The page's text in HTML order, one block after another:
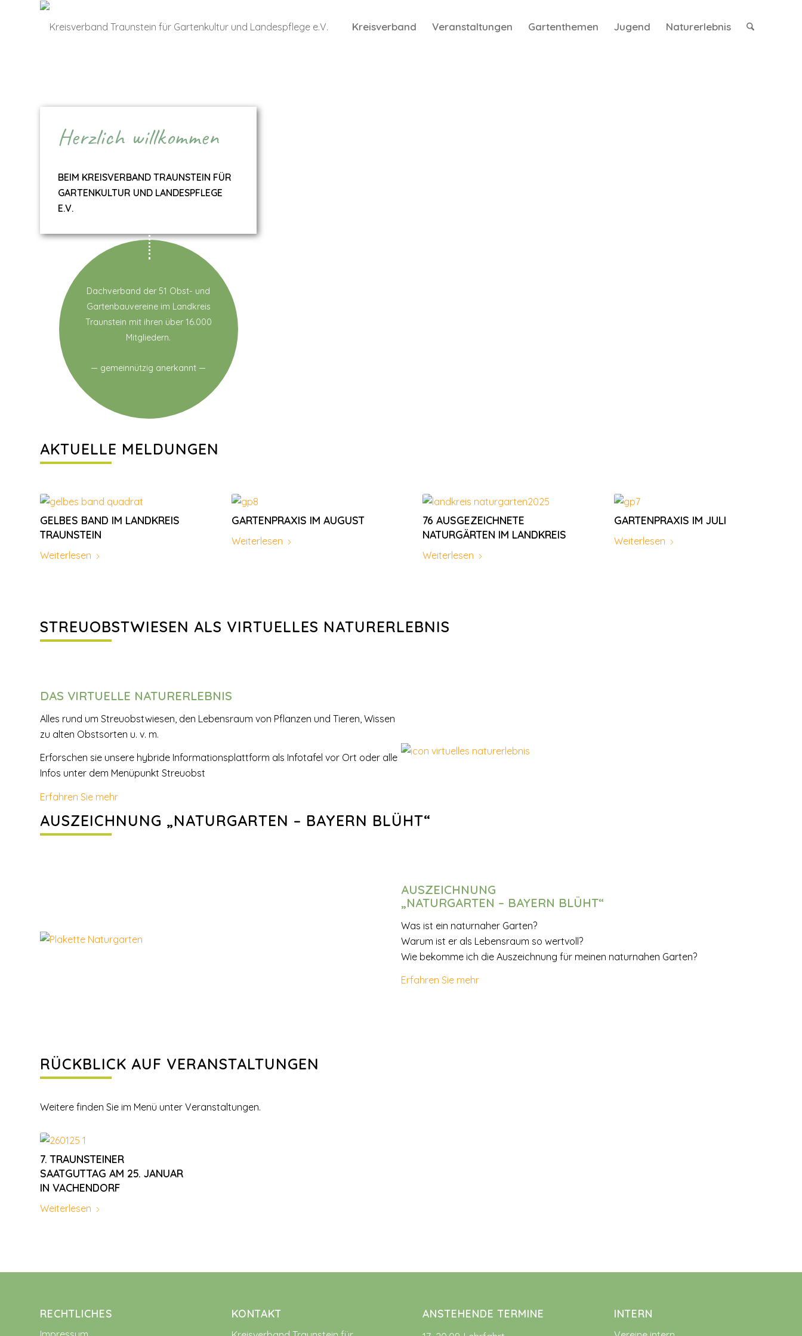
Kreisverband Veranstaltungen Gartenthemen Jugend Naturerlebnis
Herzlich willkommen
BEIM KREISVERBAND TRAUNSTEIN FÜR
GARTENKULTUR UND LANDESPFLEGE
E.V.
Dachverband der 51 Obst- und
Gartenbauvereine im Landkreis
Traunstein mit ihren über 16.000
Mitgliedern.
— gemeinnützig anerkannt —
AKTUELLE MELDUNGEN
GELBES BAND IM LANDKREIS
TRAUNSTEIN
Weiterlesen
GARTENPRAXIS IM AUGUST
Weiterlesen
76 AUSGEZEICHNETE
NATURGÄRTEN IM LANDKREIS
Weiterlesen
GARTENPRAXIS IM JULI
Weiterlesen
STREUOBSTWIESEN ALS VIRTUELLES NATURERLEBNIS
DAS VIRTUELLE NATURERLEBNIS
Alles rund um Streuobstwiesen, den Lebensraum von Pflanzen und Tieren, Wissen
zu alten Obstsorten u. v. m.
Erforschen sie unsere hybride Informationsplattform als Infotafel vor Ort oder alle
Infos unter dem Menüpunkt Streuobst
Erfahren Sie mehr
AUSZEICHNUNG „NATURGARTEN – BAYERN BLÜHT“
AUSZEICHNUNG
„NATURGARTEN – BAYERN BLÜHT“
Was ist ein naturnaher Garten?
Warum ist er als Lebensraum so wertvoll?
Wie bekomme ich die Auszeichnung für meinen naturnahen Garten?
Erfahren Sie mehr
RÜCKBLICK AUF VERANSTALTUNGEN
Weitere finden Sie im Menü unter Veranstaltungen.
7. TRAUNSTEINER
SAATGUTTAG AM 25. JANUAR
IN VACHENDORF
Weiterlesen
RECHTLICHES KONTAKT ANSTEHENDE TERMINE INTERN